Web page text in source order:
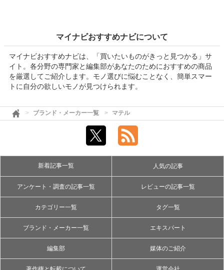
マイナビおすすめナビについて
マイナビおすすめナビは、「買いたいものがきっと見つかる」サ
イト。各分野の専門家と編集部があなたのためにおすすめの商品
を厳選してご紹介します。モノ選びに悩むことなく、簡単スマー
トに自分の欲しいモノが見つけられます。
ブランド・メーカー一覧 マテル
新着記事一覧 人気の記事
アンケート・調査の記事一覧 レビューの記事一覧
カテゴリー一覧 タグ一覧
ブランド・メーカー一覧 エキスパート
編集部 媒体のご紹介